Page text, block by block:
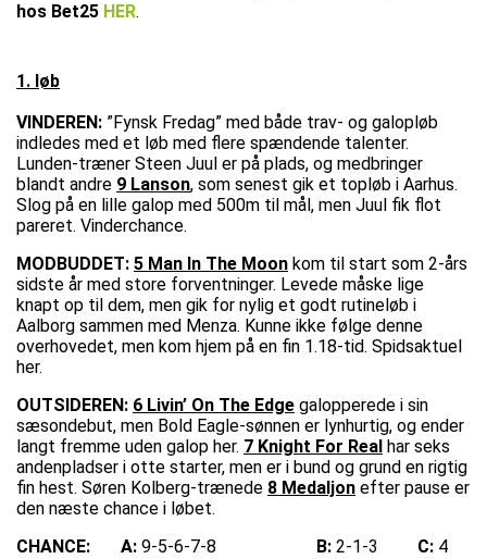
hos Bet25 HER.
1. løb
VINDEREN: ”Fynsk Fredag” med både trav- og galopløb
indledes med et løb med flere spændende talenter.
Lunden-træner Steen Juul er på plads, og medbringer
blandt andre 9 Lanson, som senest gik et topløb i Aarhus.
Slog på en lille galop med 500m til mål, men Juul fik flot
pareret. Vinderchance.
MODBUDDET: 5 Man In The Moon kom til start som 2-års
sidste år med store forventninger. Levede måske lige
knapt op til dem, men gik for nylig et godt rutineløb i
Aalborg sammen med Menza. Kunne ikke følge denne
overhovedet, men kom hjem på en fin 1.18-tid. Spidsaktuel
her.
OUTSIDEREN: 6 Livin’ On The Edge galopperede i sin
sæsondebut, men Bold Eagle-sønnen er lynhurtig, og ender
langt fremme uden galop her. 7 Knight For Real har seks
andenpladser i otte starter, men er i bund og grund en rigtig
fin hest. Søren Kolberg-trænede 8 Medaljon efter pause er
den næste chance i løbet.
CHANCE:
A: 9-5-6-7-8 B: 2-1-3 C: 4